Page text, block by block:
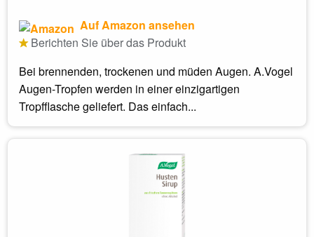
Auf Amazon ansehen
Berichten Sie über das Produkt
Bei brennenden, trockenen und müden Augen. A.Vogel
Augen-Tropfen werden in einer einzigartigen
Tropfflasche geliefert. Das einfach...